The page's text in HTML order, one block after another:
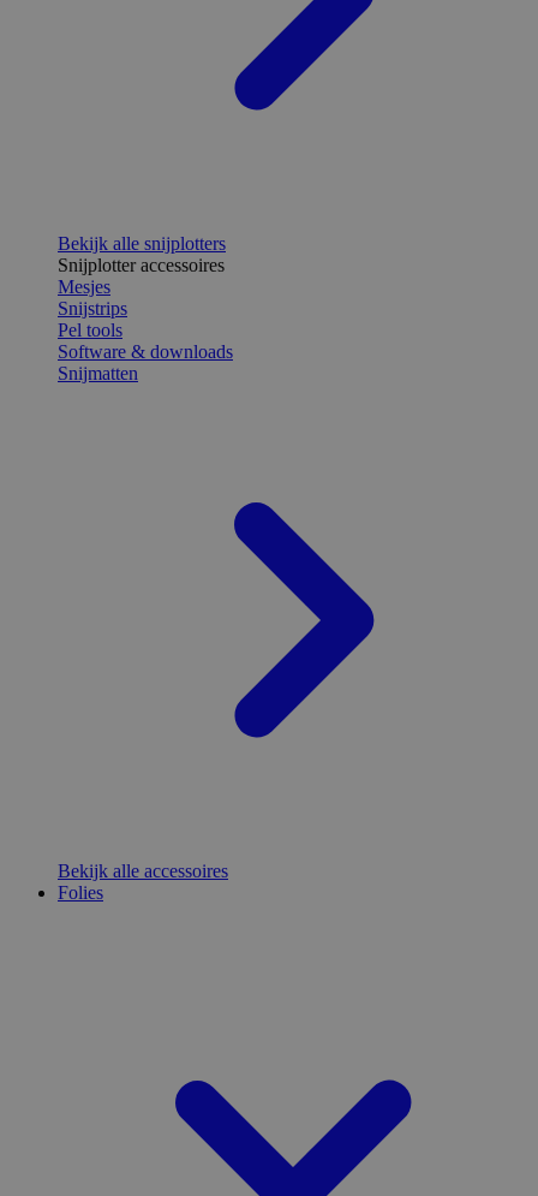
Bekijk alle snijplotters
Snijplotter accessoires
Mesjes
Snijstrips
Pel tools
Software & downloads
Snijmatten
Bekijk alle accessoires
Folies